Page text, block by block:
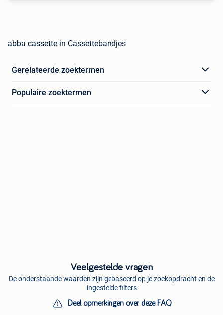
abba cassette in Cassettebandjes
Gerelateerde zoektermen
Populaire zoektermen
Veelgestelde vragen
De onderstaande waarden zijn gebaseerd op je zoekopdracht en de
ingestelde filters
Deel opmerkingen over deze FAQ